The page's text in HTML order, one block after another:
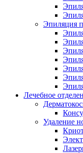
Эпиляция
Лечебное
Удаление